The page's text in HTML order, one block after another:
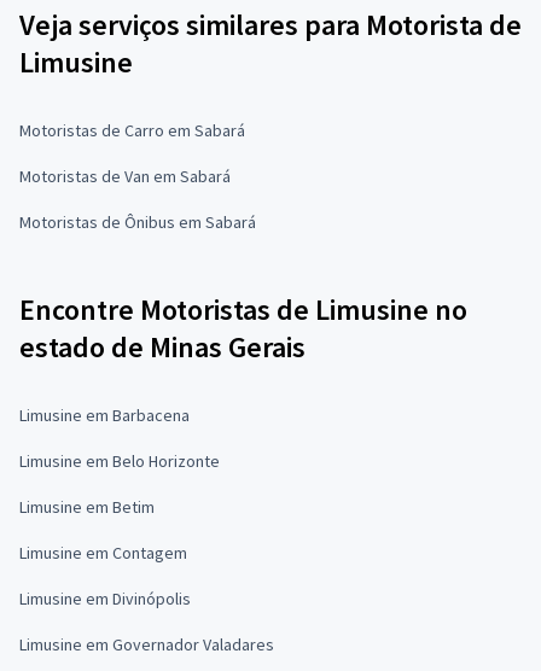
Veja serviços similares para Motorista de
Limusine
Motoristas de Carro em Sabará
Motoristas de Van em Sabará
Motoristas de Ônibus em Sabará
Encontre Motoristas de Limusine no
estado de Minas Gerais
Limusine em Barbacena
Limusine em Belo Horizonte
Limusine em Betim
Limusine em Contagem
Limusine em Divinópolis
Limusine em Governador Valadares